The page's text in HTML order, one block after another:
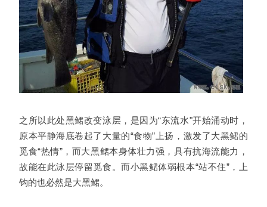
之所以此处黑鲪改变泳层，是因为“东流水"开始涌动时，
原本平静海底卷起了大量的“食物”上扬，激发了大黑鲪的
觅食“热情”，而大黑鲪本身体壮力强，具有抗海流能力，
故能在此泳层停留觅食。而小黑鲪体弱根本“站不住”，上
钩的也必然是大黑鲪。